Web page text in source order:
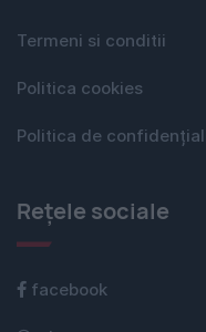
Termeni si conditii
Politica cookies
Politica de
Rețele sociale
facebook